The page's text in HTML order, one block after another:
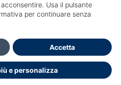
8.5.1 build 18
portale Contattare Ufficio
Usa il pulsante
per continuare senza
e personalizza
Accetta